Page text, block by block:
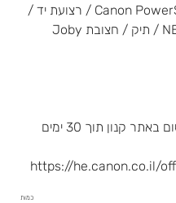
אחריות שנה שלישית מותנית ברישום באתר קנון תוך 30 ימים
https://he.canon.co.il/
כמות